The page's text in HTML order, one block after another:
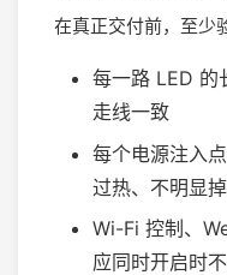
在真正交付前，至少
每一路 LED 的
走线一致
每个电源注入
过热、不明显
Wi-Fi 控制、
应同时开启时